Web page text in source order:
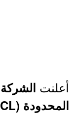
أعلنت
المحدودة (SSCL)